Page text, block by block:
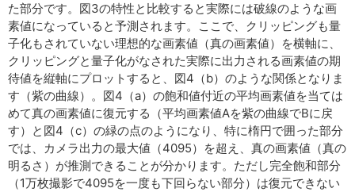
た部分です。図3の特性と比較すると実際には破線のような画
素値になっていると予測されます。ここで、クリッピングも量
子化もされていない理想的な画素値（真の画素値）を横軸に、
クリッピングと量子化がなされた実際に出力される画素値の期
待値を縦軸にプロットすると、図4（b）のような関係となりま
す（紫の曲線）。図4（a）の飽和値付近の平均画素値を当ては
めて真の画素値に復元する（平均画素値Aを紫の曲線でBに戻
す）と図4（c）の緑の点のようになり、特に楕円で囲った部分
では、カメラ出力の最大値（4095）を超え、真の画素値（真の
明るさ）が推測できることが分かります。ただし完全飽和部分
（1万枚撮影で4095を一度も下回らない部分）は復元できない